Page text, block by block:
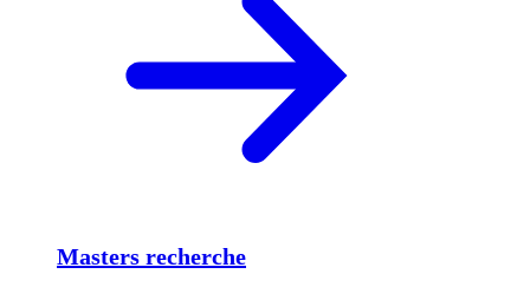
Masters recherche